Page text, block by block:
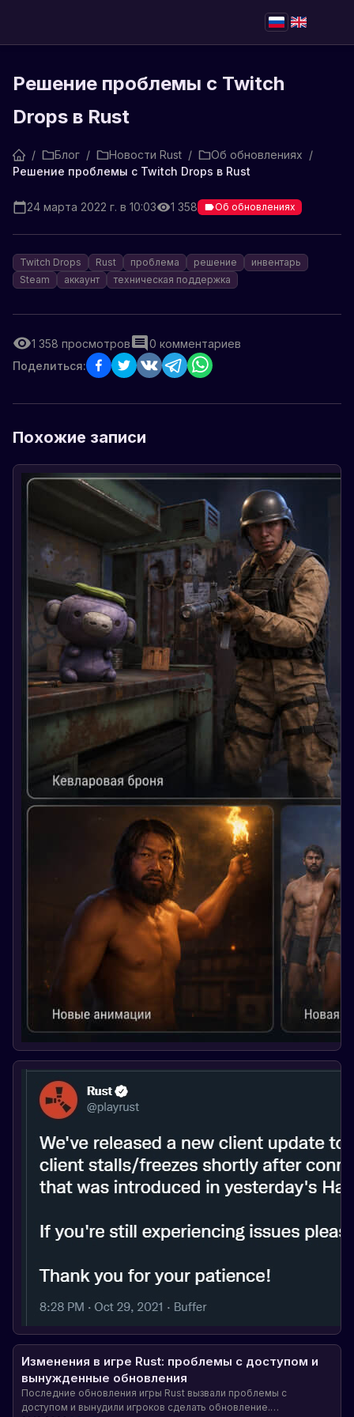
Решение проблемы с Twitch
Drops в Rust
/ Блог / Новости Rust / Об обновлениях /
Решение проблемы с Twitch Drops в Rust
24 марта 2022 г. в 10:03 1 358 Об обновлениях
Twitch Drops Rust проблема решение
инвентарь
Steam
аккаунт техническая поддержка
1 358 просмотров 0 комментариев
Поделиться:
Похожие записи
Изменения в игре Rust: проблемы с доступом и
вынужденные обновления
Последние обновления игры Rust вызвали проблемы с
доступом и вынудили игроков сделать обновление.